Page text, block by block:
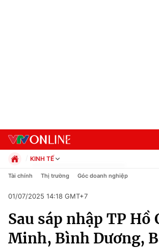
Chuyên mục
Chính trị
KINH TẾ
Chính trị
Pháp luật
Kinh tế
Thể thao
Truyền hình
Tài chính Thị trường Góc doanh nghiệp
01/07/2025 14:18 GMT+7
Sau sáp nhập TP Hồ
Minh, Bình Dương,